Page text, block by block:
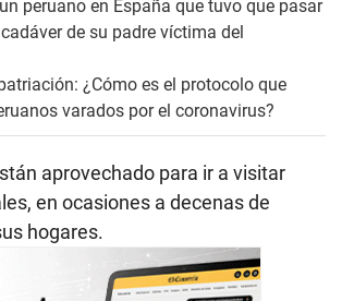
peruano en España que tuvo que pasar
de su padre víctima del
¿Cómo es el protocolo que
varados por el coronavirus?
aprovechado para ir a visitar
en ocasiones a decenas de
hogares.